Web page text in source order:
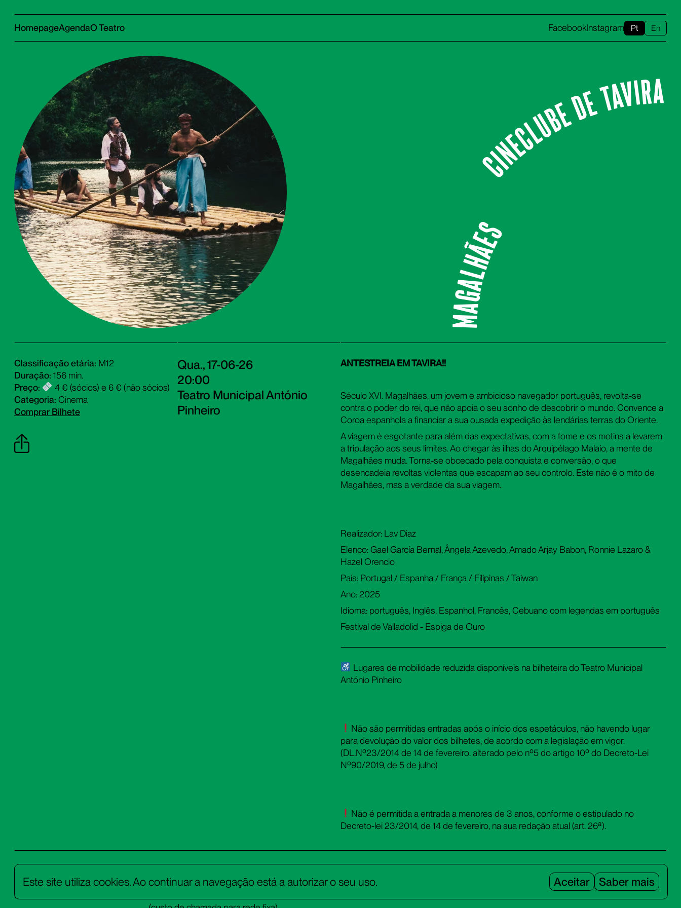
HomepageAgendaO Teatro FacebookInstagram Pt En
CINECLUBE DE TAVIRA
Magalhães
Classificação etária: M12
Duração: 156 min.
Preço:
4 € (sócios) e 6 € (não sócios)
Categoria: Cinema
Comprar Bilhete
Qua., 17-06-26
20:00
Teatro Municipal António
Pinheiro
ANTESTREIA EM TAVIRA!!
Século XVI. Magalhães, um jovem e ambicioso navegador português, revolta-se
contra o poder do rei, que não apoia o seu sonho de descobrir o mundo. Convence a
Coroa espanhola a financiar a sua ousada expedição às lendárias terras do Oriente.
A viagem é esgotante para além das expectativas, com a fome e os motins a levarem
a tripulação aos seus limites. Ao chegar às ilhas do Arquipélago Malaio, a mente de
Magalhães muda. Torna-se obcecado pela conquista e conversão, o que
desencadeia revoltas violentas que escapam ao seu controlo. Este não é o mito de
Magalhães, mas a verdade da sua viagem.
Realizador: Lav Diaz
Elenco: Gael García Bernal, Ângela Azevedo, Amado Arjay Babon, Ronnie Lazaro &
Hazel Orencio
País: Portugal / Espanha / França / Filipinas / Taiwan
Ano: 2025
Idioma: português, Inglês, Espanhol, Francês, Cebuano com legendas em português
Festival de Valladolid - Espiga de Ouro
Lugares de mobilidade reduzida disponíveis na bilheteira do Teatro Municipal
António Pinheiro
Não são permitidas entradas após o início dos espetáculos, não havendo lugar
para devolução do valor dos bilhetes, de acordo com a legislação em vigor.
(DL.Nº23/2014 de 14 de fevereiro. alterado pelo nº5 do artigo 10º do Decreto-Lei
Nº90/2019, de 5 de julho)
Não é permitida a entrada a menores de 3 anos, conforme o estipulado no
Decreto-lei 23/2014, de 14 de fevereiro, na sua redação atual (art. 26ª).
Teatro Municipal António Pinheiro
Rua D. Marcelino Franco, 22
8800-347 Tavira
bilheteira.tm-antoniopinheiro@cm-tavira.ptInstagram
Adicione a agenda ao seu calendário.
Google Calendar iCalendar
Office 365
Este site utiliza cookies. Ao continuar a navegação está a autorizar o seu uso. Aceitar Saber mais